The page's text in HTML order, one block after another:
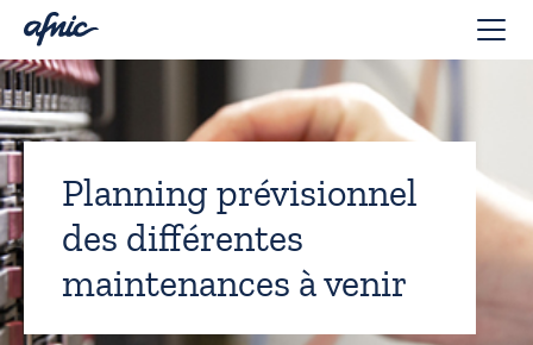
Planning prévisionnel
des différentes
maintenances à venir
Panneau de gestion des cookies